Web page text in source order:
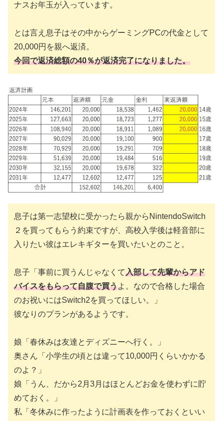
ナスお年玉が入っています。
とは言え息子はその中からゲーミングPCの代金として
20,000円を親へ返済。
今回で返済総額の40％が返済完了になりました。
息子は第一志望校に受かったら親からNintendoSwitch
２を買ってもらう約束ですが、高校入学後は軽音部に
入りたい彼はエレキギターを買いたいとのこと。
息子「事前に買うんじゃなくて入部して先輩からアド
バイスをもらって自腹で買うよ。なので合格した場合
のお祝いにはSwitch2を買ってほしい。」
彼なりのプランがあるようです。
娘「春休みは友達とディズニーへ行く。」
奥さん「小学生の頃とは違って10,000円くらいかかる
のよ？」
娘「うん、だから2月3月はほとんどお金を使わずに貯
めておく。」
私「冬休みに作ったように計画表を作っておくといい